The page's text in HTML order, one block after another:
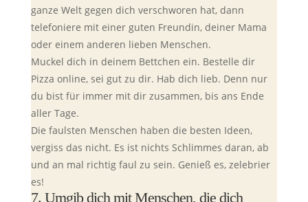
ganze Welt gegen dich verschworen hat, dann
telefoniere mit einer guten Freundin, deiner Mama
oder einem anderen lieben Menschen.
Muckel dich in deinem Bettchen ein. Bestelle dir
Pizza online, sei gut zu dir. Hab dich lieb. Denn nur
du bist für immer mit dir zusammen, bis ans Ende
aller Tage.
Die faulsten Menschen haben die besten Ideen,
vergiss das nicht. Es ist nichts Schlimmes daran, ab
und an mal richtig faul zu sein. Genieß es, zelebrier
es!
7. Umgib dich mit Menschen, die dich